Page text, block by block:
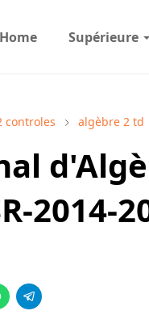
Home Supérieure
controles algèbre 2 td
2014-